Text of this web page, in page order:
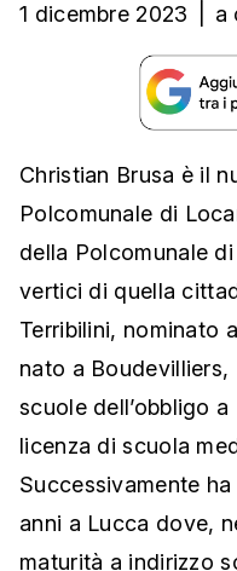
1 dicembre 2023 a
Christian Brusa è il
Polcomunale di
della Polcomunale
vertici di quella
Terribilini, nominato
nato a
scuole dell’obbligo
licenza di scuola
Successivamente
anni a Lucca dove,
maturità a indirizzo